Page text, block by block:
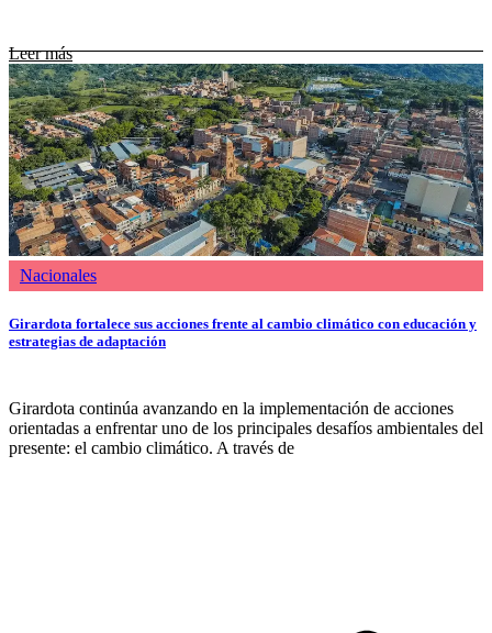
Leer más
Nacionales
Girardota fortalece sus acciones frente al cambio climático con educación y
estrategias de adaptación
Girardota continúa avanzando en la implementación de acciones
orientadas a enfrentar uno de los principales desafíos ambientales del
presente: el cambio climático. A través de